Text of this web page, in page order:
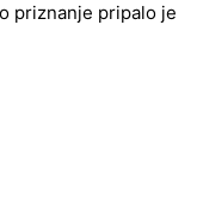
priznanje pripalo je